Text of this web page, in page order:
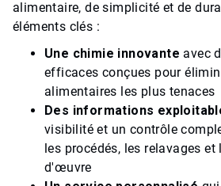
alimentaire, de simplicité et de
éléments clés :
Une chimie innovante avec
efficaces conçues pour
alimentaires les plus tenaces
Des informations
visibilité et un contrôle
les procédés, les relavages
d'œuvre